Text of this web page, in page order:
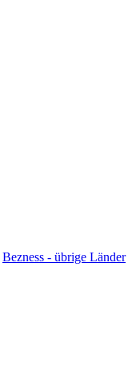
Bezness - übrige Länder